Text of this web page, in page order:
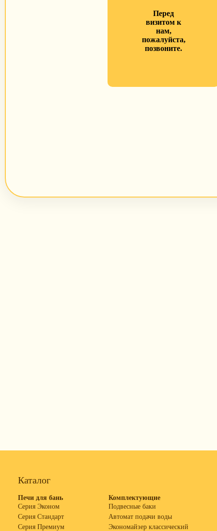
Перед
визитом к
нам,
пожалуйста,
позвоните.
Каталог
Печи для бань
Серия Эконом
Серия Стандарт
Серия Премиум
Комплектующие
Подвесные баки
Автомат подачи воды
Экономайзер классический